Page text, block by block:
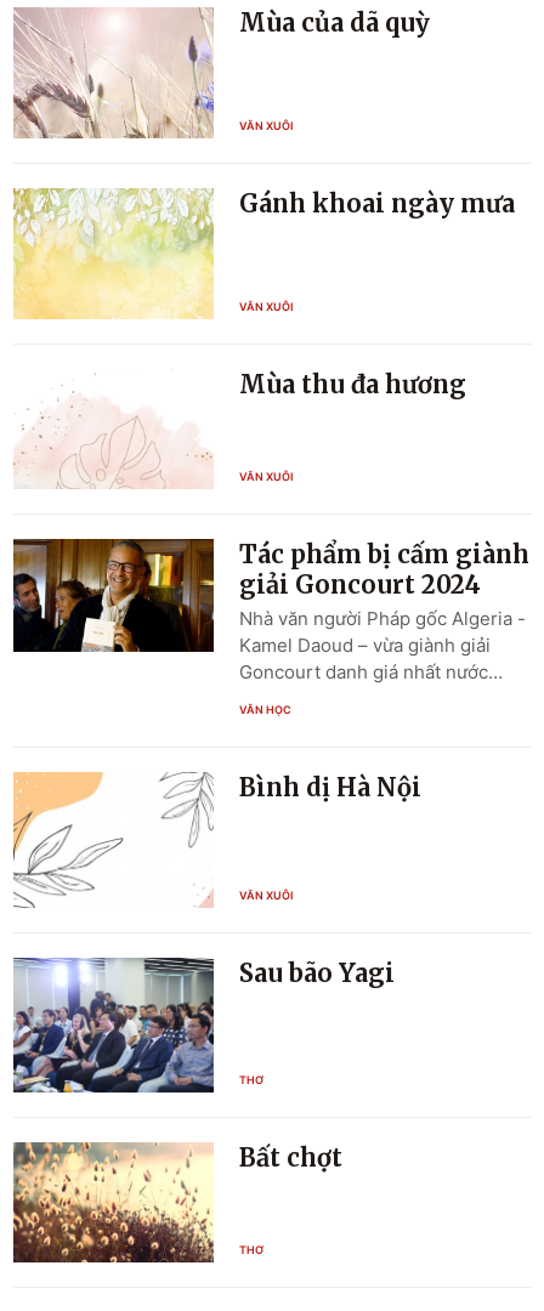
Mùa của dã quỳ
VĂN XUÔI
Gánh khoai ngày mưa
VĂN XUÔI
Mùa thu đa hương
VĂN XUÔI
Tác phẩm bị cấm giành
giải Goncourt 2024
Nhà văn người Pháp gốc Algeria -
Kamel Daoud – vừa giành giải
Goncourt danh giá nhất nước
Pháp cho cuốn tiểu thuyết lấy bối
của mình vào cuối thế kỉ 20.
VĂN HỌC
Bình dị Hà Nội
VĂN XUÔI
Sau bão Yagi
THƠ
Bất chợt
THƠ